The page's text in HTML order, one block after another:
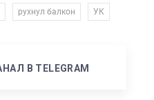
рухнул балкон УК
В TELEGRAM